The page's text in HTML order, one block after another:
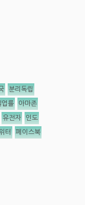
분리독립
업률 아마존
유전자 인도
터 페이스북